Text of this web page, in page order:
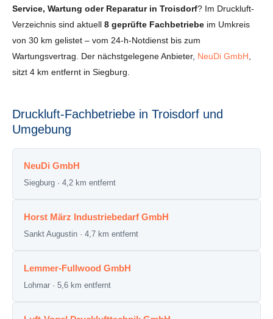
Service, Wartung oder Reparatur in Troisdorf? Im Druckluft-
Verzeichnis sind aktuell 8 geprüfte Fachbetriebe im Umkreis
von 30 km gelistet – vom 24-h-Notdienst bis zum
Wartungsvertrag. Der nächstgelegene Anbieter, NeuDi GmbH
sitzt 4 km entfernt in Siegburg.
Druckluft-Fachbetriebe in Troisdorf und
Umgebung
NeuDi GmbH
Siegburg · 4,2 km entfernt
Horst März Industriebedarf GmbH
Sankt Augustin · 4,7 km entfernt
Lemmer-Fullwood GmbH
Lohmar · 5,6 km entfernt